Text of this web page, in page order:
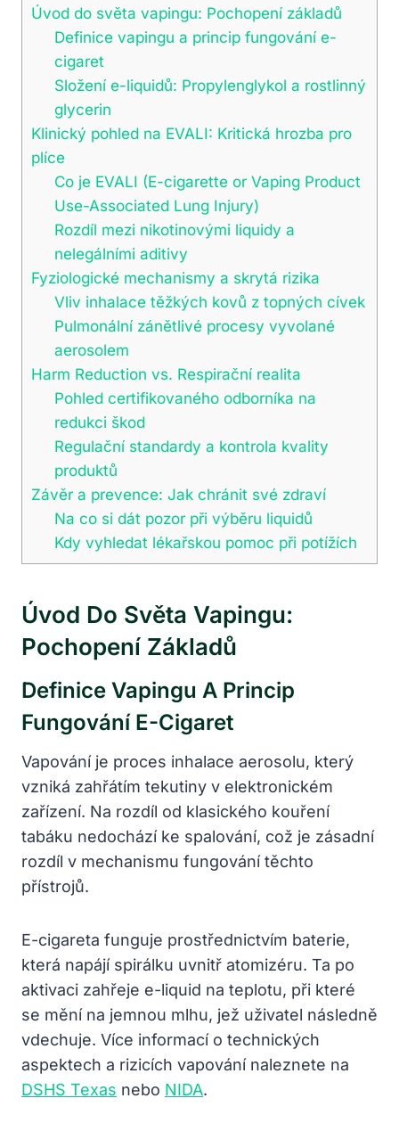
Úvod do světa vapingu: Pochopení základů
Definice vapingu a princip fungování e-
cigaret
Složení e-liquidů: Propylenglykol a rostlinný
glycerin
Klinický pohled na EVALI: Kritická hrozba pro
plíce
Co je EVALI (E-cigarette or Vaping Product
Use-Associated Lung Injury)
Rozdíl mezi nikotinovými liquidy a
nelegálními aditivy
Fyziologické mechanismy a skrytá rizika
Vliv inhalace těžkých kovů z topných cívek
Pulmonální zánětlivé procesy vyvolané
aerosolem
Harm Reduction vs. Respirační realita
Pohled certifikovaného odborníka na
redukci škod
Regulační standardy a kontrola kvality
produktů
Závěr a prevence: Jak chránit své zdraví
Na co si dát pozor při výběru liquidů
Kdy vyhledat lékařskou pomoc při potížích
Úvod Do Světa Vapingu:
Pochopení Základů
Definice Vapingu A Princip
Fungování E-Cigaret
Vapování je proces inhalace aerosolu, který
vzniká zahřátím tekutiny v elektronickém
zařízení. Na rozdíl od klasického kouření
tabáku nedochází ke spalování, což je zásadní
rozdíl v mechanismu fungování těchto
přístrojů.
E-cigareta funguje prostřednictvím baterie,
která napájí spirálku uvnitř atomizéru. Ta po
aktivaci zahřeje e-liquid na teplotu, při které
se mění na jemnou mlhu, jež uživatel následně
vdechuje. Více informací o technických
aspektech a rizicích vapování naleznete na
DSHS Texas nebo NIDA.